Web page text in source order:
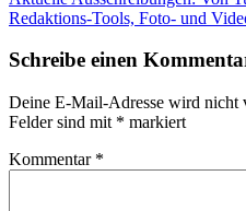
Redaktions-Tools, Foto- und
Schreibe einen
Deine E-Mail-Adresse wird nicht
Felder sind mit * markiert
Kommentar *